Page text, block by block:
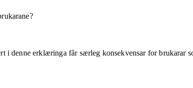
i denne erklæringa får særleg konsekvensar for brukarar